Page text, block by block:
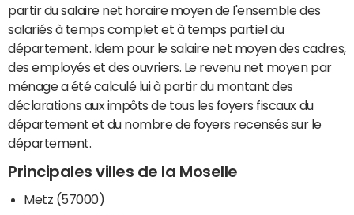
partir du salaire net horaire moyen de l'ensemble des
salariés à temps complet et à temps partiel du
département. Idem pour le salaire net moyen des cadres,
des employés et des ouvriers. Le revenu net moyen par
ménage a été calculé lui à partir du montant des
déclarations aux impôts de tous les foyers fiscaux du
département et du nombre de foyers recensés sur le
département.
Principales villes de la Moselle
Metz (57000)